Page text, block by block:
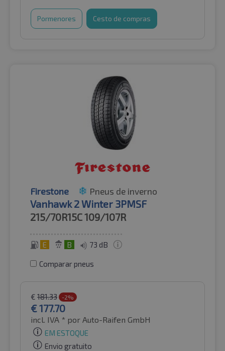
Pormenores Cesto de compras
Firestone Pneus de inverno
Vanhawk 2 Winter 3PMSF
215/70R15C109/107R
E B 73 dB
Comparar pneus
€ 181.33 -2%
€177.70
incl. IVA * por Auto-Raifen GmbH
EM ESTOQUE
Envio gratuito